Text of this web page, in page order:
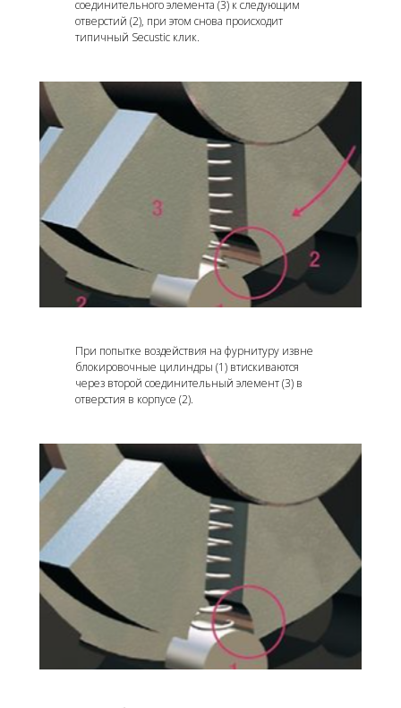
соединительного элемента (3) к следующим
отверстий (2), при этом снова происходит
типичный Secustic клик.
При попытке воздействия на фурнитуру извне
блокировочные цилиндры (1) втискиваются
через второй соединительный элемент (3) в
отверстия в корпусе (2).